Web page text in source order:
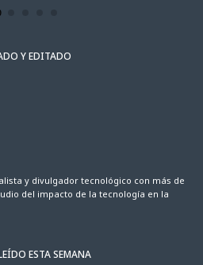
Y EDITADO
y divulgador tecnológico con más de
del impacto de la tecnología en la
ESTA SEMANA